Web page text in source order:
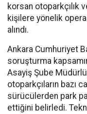
korsan otoparkçılık
kişilere yönelik
alındı.
Ankara Cumhuriyet
soruşturma
Asayiş Şube
otoparkçıların bazı
sürücülerden park
ettiğini belirledi.